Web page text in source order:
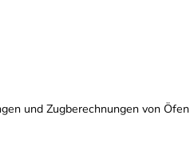
und Zugberechnungen von Öfen